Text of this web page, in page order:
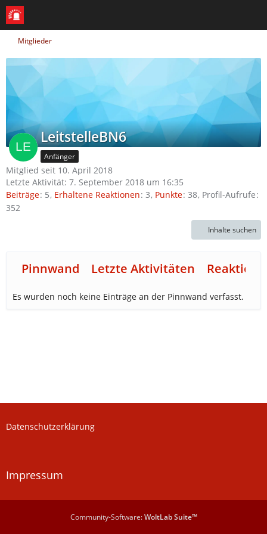
Mitglieder
LeitstelleBN6
Anfänger
Mitglied seit 10. April 2018
Letzte Aktivität: 7. September 2018 um 16:35
Beiträge 5 Erhaltene Reaktionen 3 Punkte 38 Profil-Aufrufe
352
Inhalte suchen
Pinnwand Letzte Aktivitäten
Es wurden noch keine Einträge an der Pinnwand verfasst.
Datenschutzerklärung
Impressum
Community-Software:WoltLab Suite™